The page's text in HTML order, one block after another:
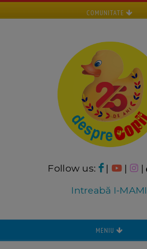
COMUNITATE
Follow us: | | |
Intreabă I-MAMI
MENIU